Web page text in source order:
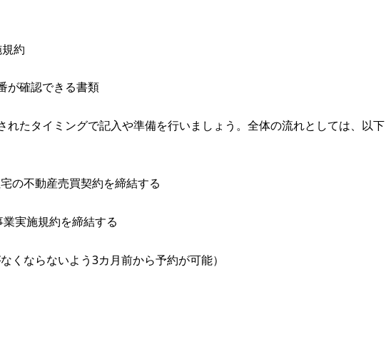
約
が確認できる書類
れたタイミングで記入や準備を行いましょう。全体の流れとしては、以下
の不動産売買契約を締結する
実施規約を締結する
ならないよう3カ月前から予約が可能）